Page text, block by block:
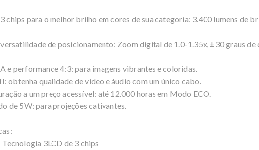
chips para o melhor brilho em cores de sua categoria: 3.400 lumens de
de posicionamento: Zoom digital de 1.0-1.35x, ±30 graus
e performance 4:3: para imagens vibrantes e coloridas.
obtenha qualidade de vídeo e áudio com um único cabo.
a um preço acessível: até 12.000 horas em Modo ECO.
de 5W: para projeções cativantes.
3LCD de 3 chips